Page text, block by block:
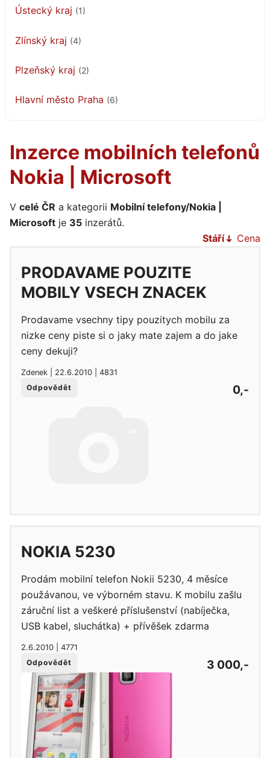
Ústecký kraj (1)
Zlínský kraj (4)
Plzeňský kraj (2)
Hlavní město Praha (6)
Inzerce mobilních telefonů
Nokia | Microsoft
V celé ČR a kategorii Mobilní telefony/Nokia |
Microsoft je 35 inzerátů.
Stáří
Cena
PRODAVAME POUZITE
MOBILY VSECH ZNACEK
Prodavame vsechny tipy pouzitych mobilu za
nizke ceny piste si o jaky mate zajem a do jake
ceny dekuji?
Zdenek | 22.6.2010 | 4831
Odpovědět
0,-
NOKIA 5230
Prodám mobilní telefon Nokii 5230, 4 měsíce
použávanou, ve výborném stavu. K mobilu zašlu
záruční list a veškeré příslušenství (nabíječka,
USB kabel, sluchátka) + přívěšek zdarma
2.6.2010 | 4771
Odpovědět
3 000,-